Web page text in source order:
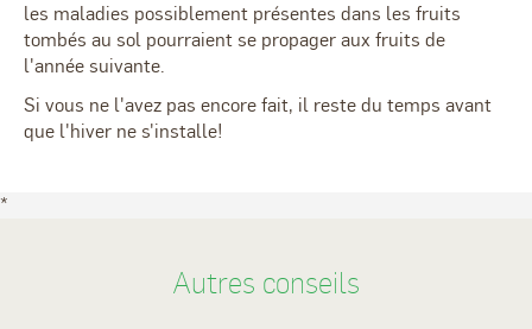
les maladies possiblement présentes dans les fruits
tombés au sol pourraient se propager aux fruits de
l'année suivante.
Si vous ne l'avez pas encore fait, il reste du temps avant
que l'hiver ne s'installe!
*
Autres conseils